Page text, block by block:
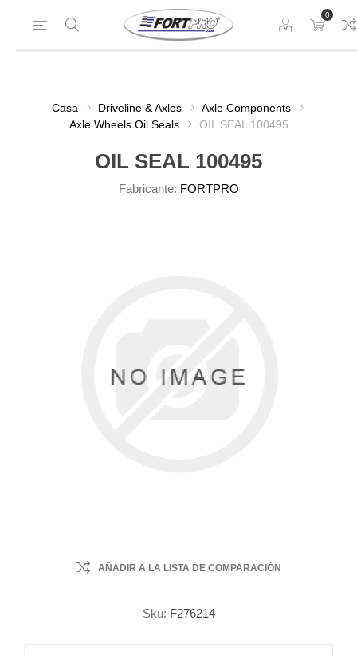
0
Casa Driveline & Axles
Axle Components
Axle Wheels Oil Seals
OIL SEAL 100495
OIL SEAL 100495
Fabricante: FORTPRO
AÑADIR A LA LISTA DE COMPARACIÓN
Sku: F276214